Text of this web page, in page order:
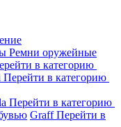
Ремни оружейные
в категорию
Перейти в категорию
Перейти в категорию
GraffПерейти в